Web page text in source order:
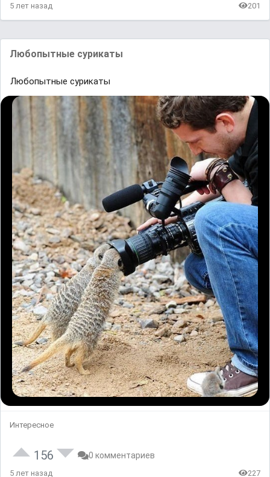
5 лет назад 201
Любопытные сурикаты
Любопытные сурикаты
Интересное
156 0 комментариев
5 лет назад 227